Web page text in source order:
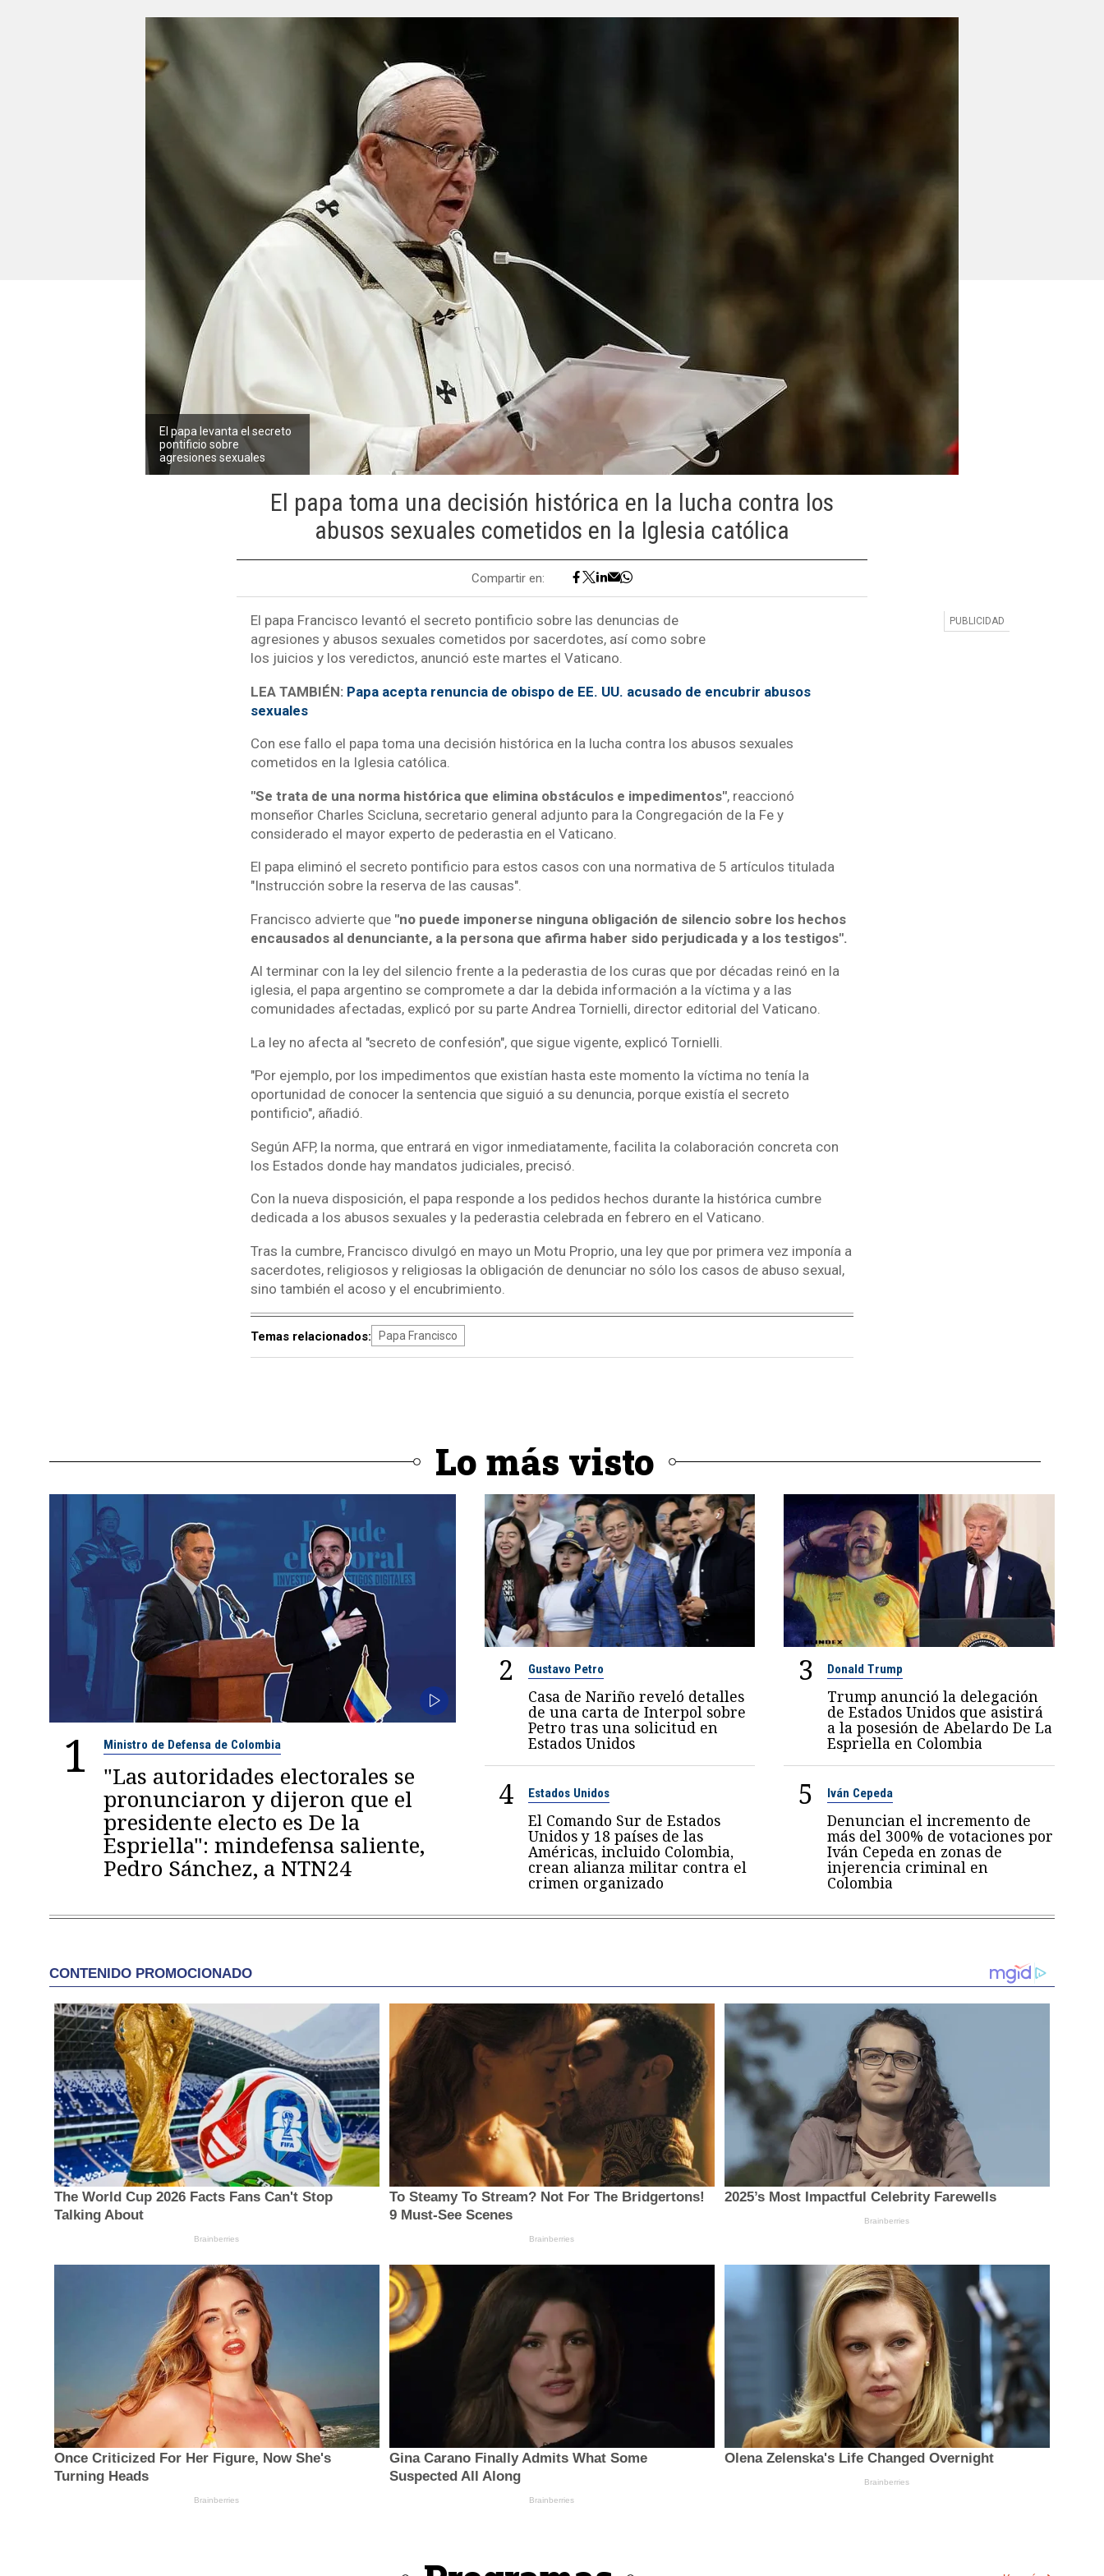
El papa levanta el secreto
pontificio sobre
agresiones sexuales
El papa toma una decisión histórica en la lucha contra los
abusos sexuales cometidos en la Iglesia católica
Compartir en:
El papa Francisco levantó el secreto pontificio sobre las denuncias de
agresiones y abusos sexuales cometidos por sacerdotes, así como sobre
los juicios y los veredictos, anunció este martes el Vaticano.
LEA TAMBIÉN: Papa acepta renuncia de obispo de EE. UU. acusado de encubrir abusos
sexuales
Con ese fallo el papa toma una decisión histórica en la lucha contra los abusos sexuales
cometidos en la Iglesia católica.
"Se trata de una norma histórica que elimina obstáculos e impedimentos", reaccionó
monseñor Charles Scicluna, secretario general adjunto para la Congregación de la Fe y
considerado el mayor experto de pederastia en el Vaticano.
El papa eliminó el secreto pontificio para estos casos con una normativa de 5 artículos titulada
"Instrucción sobre la reserva de las causas".
Francisco advierte que "no puede imponerse ninguna obligación de silencio sobre los hechos
encausados al denunciante, a la persona que afirma haber sido perjudicada y a los testigos".
Al terminar con la ley del silencio frente a la pederastia de los curas que por décadas reinó en la
iglesia, el papa argentino se compromete a dar la debida información a la víctima y a las
comunidades afectadas, explicó por su parte Andrea Tornielli, director editorial del Vaticano.
La ley no afecta al "secreto de confesión", que sigue vigente, explicó Tornielli.
"Por ejemplo, por los impedimentos que existían hasta este momento la víctima no tenía la
oportunidad de conocer la sentencia que siguió a su denuncia, porque existía el secreto
pontificio", añadió.
Según AFP, la norma, que entrará en vigor inmediatamente, facilita la colaboración concreta con
los Estados donde hay mandatos judiciales, precisó.
Con la nueva disposición, el papa responde a los pedidos hechos durante la histórica cumbre
dedicada a los abusos sexuales y la pederastia celebrada en febrero en el Vaticano.
Tras la cumbre, Francisco divulgó en mayo un Motu Proprio, una ley que por primera vez imponía a
sacerdotes, religiosos y religiosas la obligación de denunciar no sólo los casos de abuso sexual,
sino también el acoso y el encubrimiento.
Temas relacionados: Papa Francisco
Lo más visto
1 Ministro de Defensa de Colombia
"Las autoridades electorales se
pronunciaron y dijeron que el
presidente electo es De la
Espriella": mindefensa saliente,
Pedro Sánchez, a NTN24
2 Gustavo Petro
Casa de Nariño reveló detalles
de una carta de Interpol sobre
Petro tras una solicitud en
Estados Unidos
3 Donald Trump
Trump anunció la delegación
de Estados Unidos que asistirá
a la posesión de Abelardo De La
Espriella en Colombia
4 Estados Unidos
El Comando Sur de Estados
Unidos y 18 países de las
Américas, incluido Colombia,
crean alianza militar contra el
crimen organizado
5 Iván Cepeda
Denuncian el incremento de
más del 300% de votaciones por
Iván Cepeda en zonas de
injerencia criminal en
Colombia